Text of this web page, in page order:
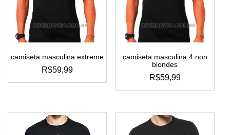
camiseta masculina extreme
R$59,99
este
várias
variantes.
camiseta masculina 4 non
blondes
R$59,99
este
tem
várias